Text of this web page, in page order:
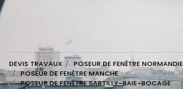
DEVIS TRAVAUX
POSEUR DE FENÊTRE NORMANDIE
POSEUR DE FENÊTRE MANCHE
POSEUR DE FENÊTRE SARTILLY-BAIE-BOCAGE